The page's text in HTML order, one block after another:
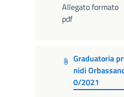
Allegato formato
pdf
Graduatoria
nidi
0/2021